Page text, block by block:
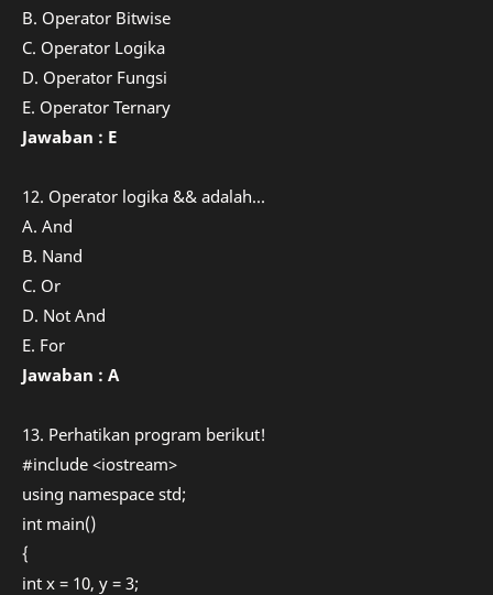
B. Operator Bitwise
C. Operator Logika
D. Operator Fungsi
E. Operator Ternary
Jawaban : E
12. Operator logika && adalah...
A. And
B. Nand
C. Or
D. Not And
E. For
Jawaban : A
13. Perhatikan program berikut!
#include <iostream>
using namespace std;
int main()
{
int x = 10, y = 3;